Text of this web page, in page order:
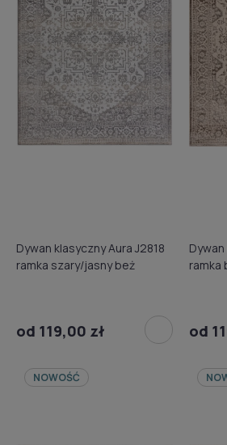
Dywan klasyczny Aura J2818
ramka szary/jasny beż
od 119,00 zł
ramka
od
NOWOŚĆ